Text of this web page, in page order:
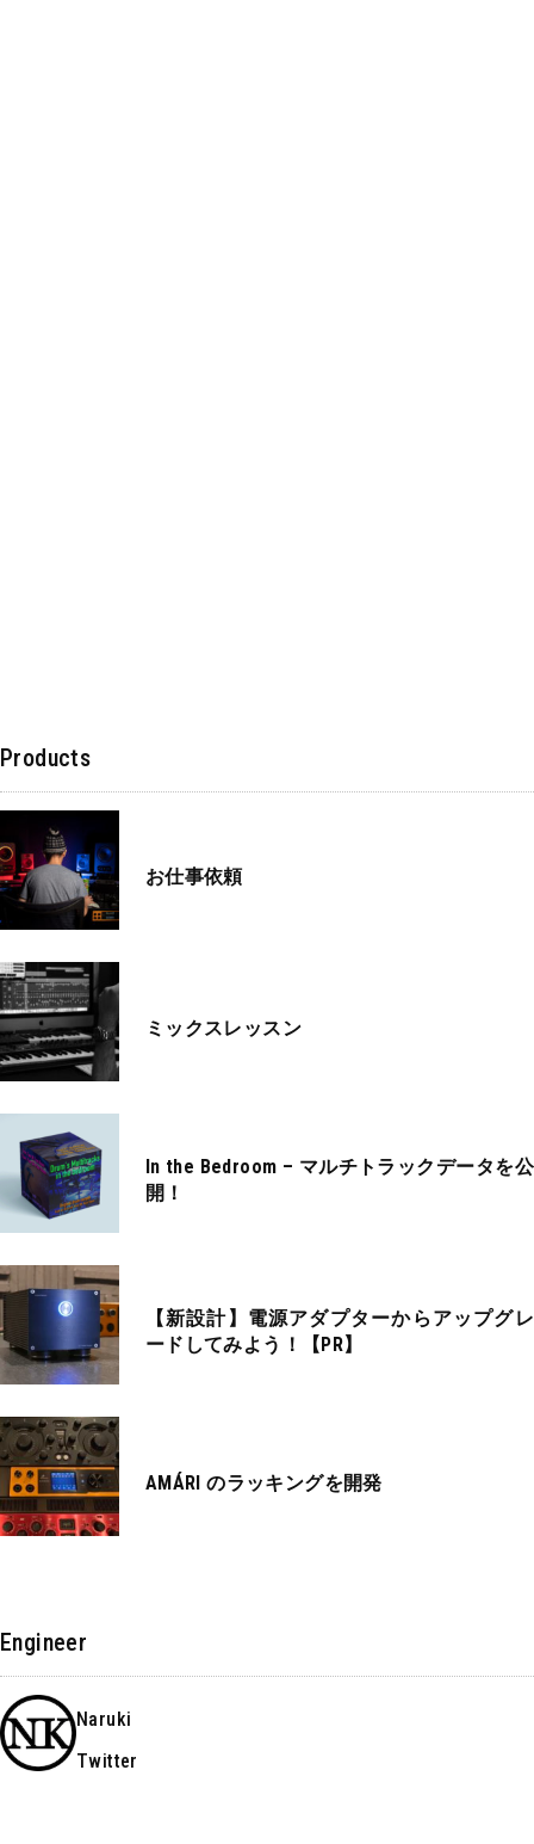
Products
お仕事依頼
ミックスレッスン
In the Bedroom – マルチトラックデータを公
開！
【新設計】電源アダプターからアップグレ
ードしてみよう！【PR】
AMÁRI のラッキングを開発
Engineer
Naruki
Twitter